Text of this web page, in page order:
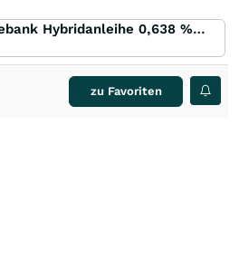
IKB Deutsche Industriebank Hybridanleihe 0,638 % bis 09/16
zu Favoriten